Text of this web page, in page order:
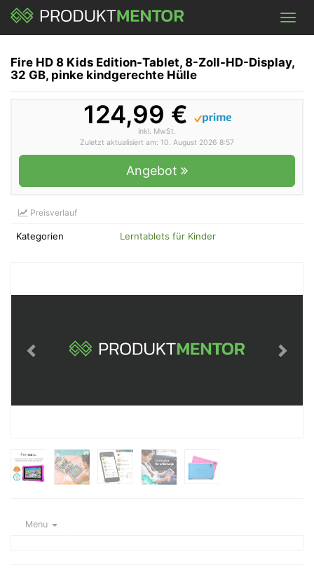
Skip
main
Fire HD 8 Kids Edition-Tablet, 8-Zoll-HD-Display,
32 GB, pinke kindgerechte Hülle
124,99 €
inkl. MwSt.
Zuletzt aktualisiert am: 10. August 2026 8:57
Angebot
Preisverlauf
Kategorien Lerntablets für Kinder
Menu